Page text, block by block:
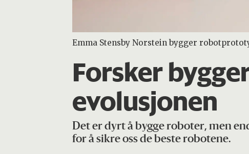
Emma Stensby Norstein bygger
Forsker
evolusjonen
Det er dyrt å bygge roboter, men
for å sikre oss de beste robotene.